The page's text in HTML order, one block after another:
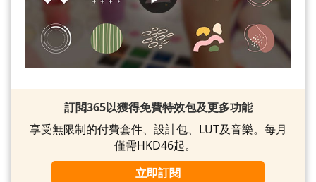
訂閱365以獲得免費特效包及更多功能
享受無限制的付費套件、設計包、LUT及音樂。每月
僅需HKD46起。
立即訂閱